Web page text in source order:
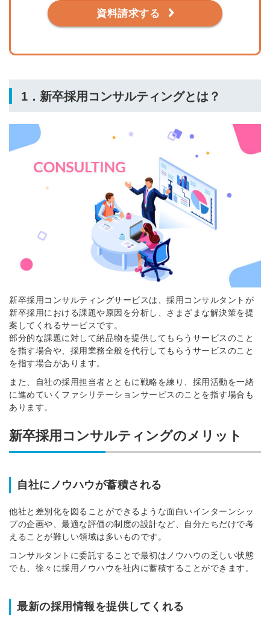
資料請求する
1．新卒採用コンサルティングとは？
新卒採用コンサルティングサービスは、採用コンサルタントが
新卒採用における課題や原因を分析し、さまざまな解決策を提
案してくれるサービスです。
部分的な課題に対して納品物を提供してもらうサービスのこと
を指す場合や、採用業務全般を代行してもらうサービスのこと
を指す場合があります。
また、自社の採用担当者とともに戦略を練り、採用活動を一緒
に進めていくファシリテーションサービスのことを指す場合も
あります。
新卒採用コンサルティングのメリット
自社にノウハウが蓄積される
他社と差別化を図ることができるような面白いインターンシッ
プの企画や、最適な評価の制度の設計など、自分たちだけで考
えることが難しい領域は多いものです。
コンサルタントに委託することで最初はノウハウの乏しい状態
でも、徐々に採用ノウハウを社内に蓄積することができます。
最新の採用情報を提供してくれる